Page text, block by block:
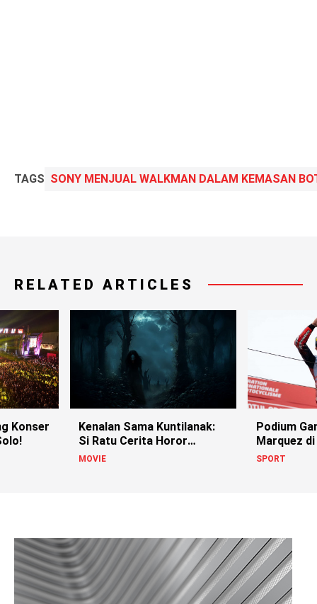
TAGS SONY MENJUAL WALKMAN DALAM KEMASAN
RELATED ARTICLES
Konser
Kenalan Sama Kuntilanak:
Si Ratu Cerita Horor
Indonesia!
MOVIE
Podium
Marquez
SPORT